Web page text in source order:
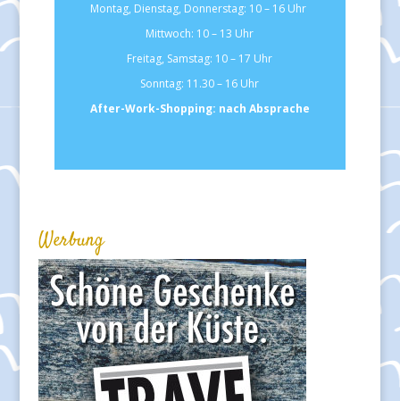
Montag, Dienstag, Donnerstag: 10 – 16 Uhr
Mittwoch: 10 – 13 Uhr
Freitag, Samstag: 10 – 17 Uhr
Sonntag: 11.30 – 16 Uhr
After-Work-Shopping: nach Absprache
Werbung